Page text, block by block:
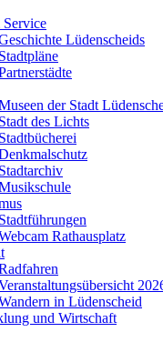
Lüdenscheids
Stadtpläne
der Stadt
Stadt des Lichts
Stadtbücherei
Stadtarchiv
Stadtführungen
Rathausplatz
in Lüdenscheid
und Wirtschaft